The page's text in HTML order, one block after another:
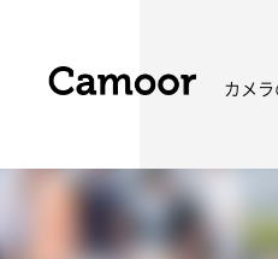
カメラ